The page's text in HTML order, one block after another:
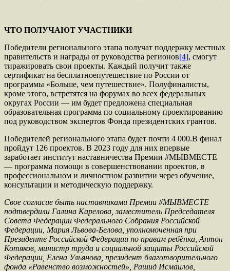
ЧТО ПОЛУЧАЮТ УЧАСТНИКИ
Победители регионального этапа получат поддержку местных
правительств и награды от руководства регионов[4], смогут
тиражировать свои проекты. Каждый получит также
сертификат на бесплатноепутешествие по России от
программы «Больше, чем путешествие». Полуфиналисты,
кроме этого, встретятся на форумах во всех федеральных
округах России — им будет предложена специальная
образовательная программа по социальному проектированию
под руководством экспертов Фонда президентских грантов.
Победителей регионального этапа будет почти 4 000.В финал
пройдут 126 проектов. В 2023 году для них впервые
заработает институт наставничества Премии #МЫВМЕСТЕ
— программа помощи в совершенствовании проектов, в
профессиональном и личностном развитии через обучение,
консультации и методическую поддержку.
Свое согласие быть наставниками Премии #МЫВМЕСТЕ
подтвердили Галина Карелова, заместитель Председателя
Совета Федерации Федерального Собрания Российской
Федерации, Мария Львова-Белова, уполномоченная при
Президенте Российской Федерации по правам ребёнка, Антон
Котяков, министр труда и социальной защиты Российской
Федерации, Елена Ульянова, президент благотворительного
фонда «Равенство возможностей», Рашид Исмаилов,